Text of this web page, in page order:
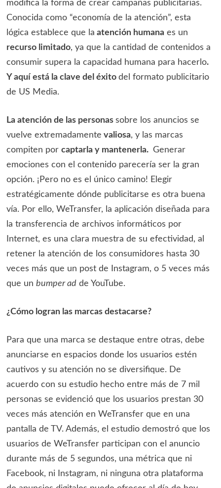
modifica la forma de crear campañas publicitarias.
Conocida como “economía de la atención”, esta
lógica establece que la atención humanaes un
recurso limitado, ya que la cantidad de contenidos a
consumir supera la capacidad humana para hacerlo.
Y aquí está la clave del éxito del formato publicitario
de US Media.
La atención de las personas sobre los anuncios se
vuelve extremadamente valiosa, y las marcas
compiten por captarla y mantenerla. Generar
emociones con el contenido parecería ser la gran
opción. ¡Pero no es el único camino! Elegir
estratégicamente dónde publicitarse es otra buena
vía. Por ello, WeTransfer, la aplicación diseñada para
la transferencia de archivos informáticos por
Internet, es una clara muestra de su efectividad, al
retener la atención de los consumidores hasta 30
veces más que un post de Instagram, o 5 veces más
que un bumper ad de YouTube.
¿Cómo logran las marcas destacarse?
Para que una marca se destaque entre otras, debe
anunciarse en espacios donde los usuarios estén
cautivos y su atención no se diversifique. De
acuerdo con su estudio hecho entre más de 7 mil
personas se evidenció que los usuarios prestan 30
veces más atención en WeTransfer que en una
pantalla de TV. Además, el estudio demostró que los
usuarios de WeTransfer participan con el anuncio
durante más de 5 segundos, una métrica que ni
Facebook, ni Instagram, ni ninguna otra plataforma